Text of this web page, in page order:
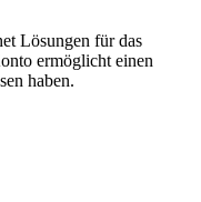
Lösungen für das
ermöglicht einen
haben.